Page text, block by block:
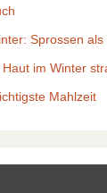
Sprossen
im Winter
Mahlzeit